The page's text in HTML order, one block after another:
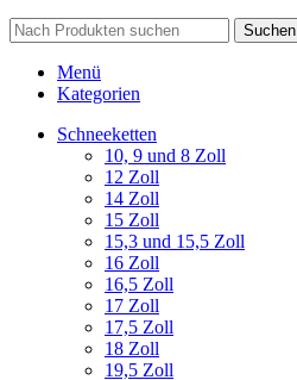
Suchen
Menü
Kategorien
Schneeketten
10, 9 und 8 Zoll
12 Zoll
14 Zoll
15 Zoll
15,3 und 15,5 Zoll
16 Zoll
16,5 Zoll
17 Zoll
17,5 Zoll
18 Zoll
19,5 Zoll